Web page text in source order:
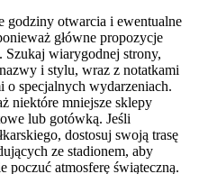
godziny otwarcia i ewentualne
główne propozycje
Szukaj wiarygodnej strony,
i stylu, wraz z notatkami
specjalnych wydarzeniach.
niektóre mniejsze sklepy
lub gotówką. Jeśli
dostosuj swoją trasę
ze stadionem, aby
poczuć atmosferę świąteczną.